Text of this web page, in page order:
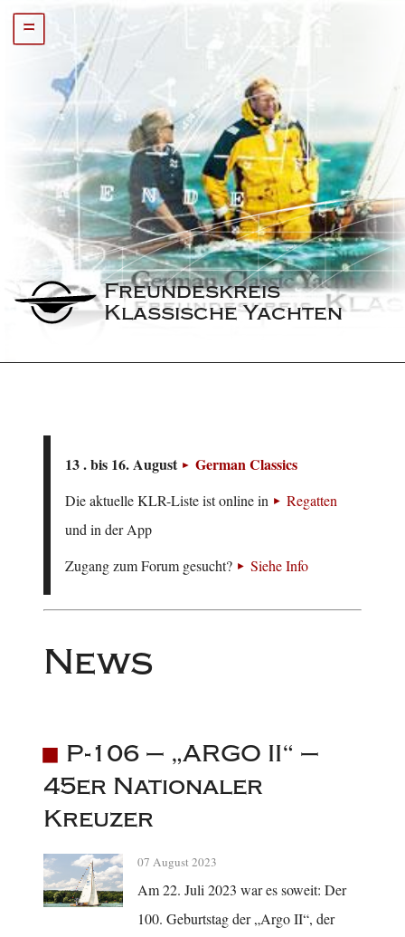
=
Freundeskreis
Klassische Yachten
13 . bis 16. August German Classics
Die aktuelle KLR-Liste ist online in
Regatten
und in der App
Zugang zum Forum gesucht?
Siehe Info
News
P-106 – „ARGO II“ –
45er Nationaler
Kreuzer
07 August 2023
Am 22. Juli 2023 war es soweit: Der
100. Geburtstag der „Argo II“, der